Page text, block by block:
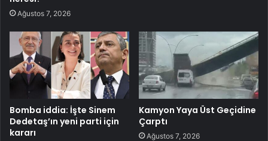
Ağustos 7, 2026
Bomba iddia: İşte Sinem
Dedetaş’ın yeni parti için
kararı
Kamyon Yaya Üst Geçidine
Çarptı
Ağustos 7, 2026